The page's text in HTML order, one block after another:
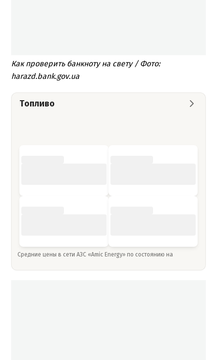
Как проверить банкноту на свету / Фото:
harazd.bank.gov.ua
Топливо
Средние цены в сети АЗС «Amic Energy» по состоянию на